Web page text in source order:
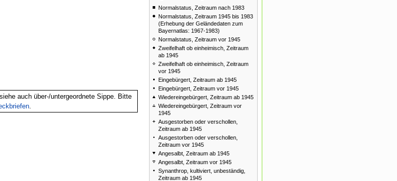
auch über-/untergeordnete Sippe. Bitte
.
Normalstatus, Zeitraum nach 1983
Normalstatus, Zeitraum 1945 bis 1983
(Erhebung der Geländedaten zum
Bayernatlas: 1967-1983)
Normalstatus, Zeitraum vor 1945
Zweifelhaft ob einheimisch, Zeitraum
ab 1945
Zweifelhaft ob einheimisch, Zeitraum
vor 1945
Eingebürgert, Zeitraum ab 1945
Eingebürgert, Zeitraum vor 1945
Wiedereingebürgert, Zeitraum ab 1945
Wiedereingebürgert, Zeitraum vor
1945
Ausgestorben oder verschollen,
Zeitraum ab 1945
Ausgestorben oder verschollen,
Zeitraum vor 1945
Angesalbt, Zeitraum ab 1945
Angesalbt, Zeitraum vor 1945
Synanthrop, kultiviert, unbeständig,
Zeitraum ab 1945